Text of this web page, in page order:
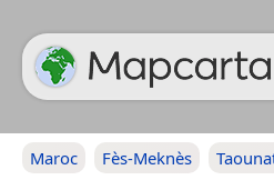
Maroc Fès-Meknès